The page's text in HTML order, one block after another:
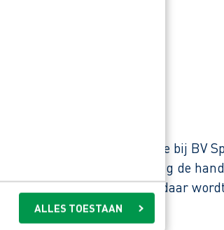
ALLES TOESTAAN
omgeving? Dan ben je bij BV
zwembaden. Steek jij graag de
En zeg nu zelf: sporten, daar